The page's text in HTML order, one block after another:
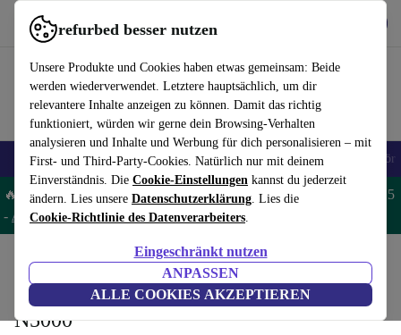
refurbed besser nutzen
Unsere Produkte und Cookies haben etwas gemeinsam: Beide
werden wiederverwendet. Letztere hauptsächlich, um dir
relevantere Inhalte anzeigen zu können. Damit das richtig
funktioniert, würden wir gerne dein Browsing-Verhalten
analysieren und Inhalte und Werbung für dich personalisieren – mit
First- und Third-Party-Cookies. Natürlich nur mit deinem
Einverständnis. Die Cookie-Einstellungen kannst du jederzeit
ändern. Lies unsere Datenschutzerklärung. Lies die
Cookie-Richtlinie des Datenverarbeiters.
Eingeschränkt nutzen
ANPASSEN
ALLE COOKIES AKZEPTIEREN
refurbed schnell und einfach nutzen
🎒 Back to school Handys Laptops Tablets Smartwatches Zubehör
🔥 Spare 5% EXTRA auf MacBooks und iPads – Code: MACPAD5
- AGB
Laptops Acer Laptops
Acer Aspire 1 | 14-Zoll | Pentium Silver
N5000